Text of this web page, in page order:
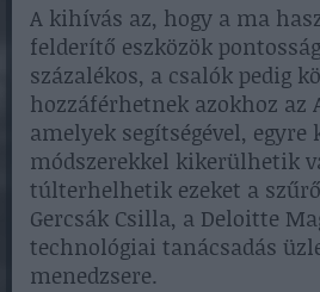
A kihívás az, hogy a ma
felderítő eszközök
százalékos, a csalók pedig
hozzáférhetnek azokhoz az
amelyek segítségével,
módszerekkel kikerülhetik
túlterhelhetik ezeket a
Gercsák Csilla, a Deloitte
technológiai tanácsadás
menedzsere.